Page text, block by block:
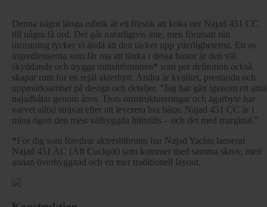
Denna något långa rubrik är ett försök att koka ner Najad 451 CC
till några få ord. Det går naturligtvis inte, men förutsatt rätt
utrustning tycker vi ändå att den täcker upp ytterligheterna. En av
ingredienserna som får oss att tänka i dessa banor är den väl
skyddande och trygga mittsittbrunnen* som per definition också
skapar rum för en rejäl akterhytt. Andra är kvalitet, prestanda och
uppmärksamhet på design och detaljer. ”Jag har gått igenom ett
najadbåtar genom åren. Trots omstruktureringar och ägarbyte har
varvet alltid strävat efter att leverera bra båtar. Najad 451 CC är i
mina ögon den mest välbyggda hitintills – och det med marginal.”
*För dig som föredrar aktersittbrunn har Najad Yachts lanserat
Najad 451 AC (Aft Cockpit) som kommer med samma skrov, men
annan överbyggnad och en mer traditionell layout.